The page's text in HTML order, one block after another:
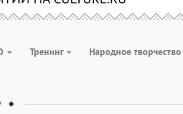
Тренинг Народное творчество